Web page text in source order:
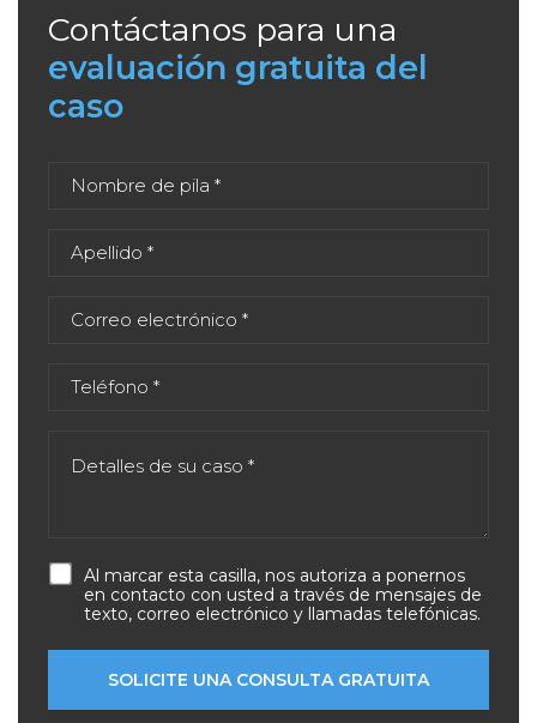
Contáctanos para una
evaluación gratuita del
caso
Al marcar esta casilla, nos autoriza a ponernos
en contacto con usted a través de mensajes de
texto, correo electrónico y llamadas telefónicas.